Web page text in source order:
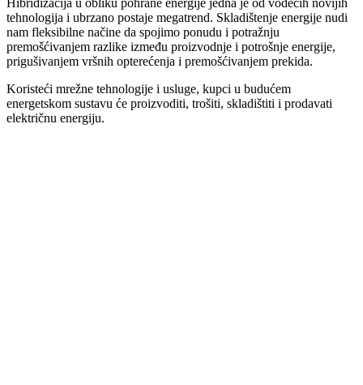
Hibridizacija u obliku pohrane energije jedna je od vodećih novijih
tehnologija i ubrzano postaje megatrend. Skladištenje energije nudi
nam fleksibilne načine da spojimo ponudu i potražnju
premošćivanjem razlike između proizvodnje i potrošnje energije,
prigušivanjem vršnih opterećenja i premošćivanjem prekida.
Koristeći mrežne tehnologije i usluge, kupci u budućem
energetskom sustavu će proizvoditi, trošiti, skladištiti i prodavati
električnu energiju.